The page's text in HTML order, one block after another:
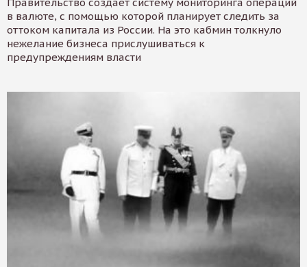
в валюте, с помощью которой планирует следить за
оттоком капитала из России. На это кабмин толкнуло
нежелание бизнеса прислушиваться к
предупреждениям власти